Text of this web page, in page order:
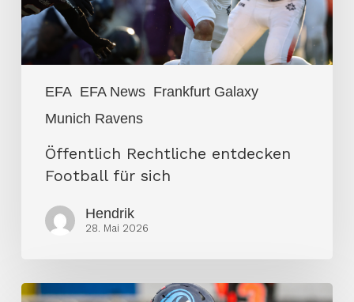
EFA EFA News Frankfurt Galaxy
Munich Ravens
Öffentlich Rechtliche entdecken
Football für sich
Hendrik
28. Mai 2026
Offensivperformer